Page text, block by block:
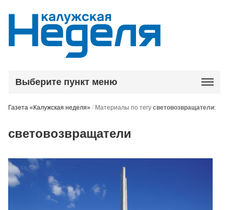
Выберите пункт меню
Газета «Калужская неделя» / Материалы по тегусветовозвращатели:
световозвращатели